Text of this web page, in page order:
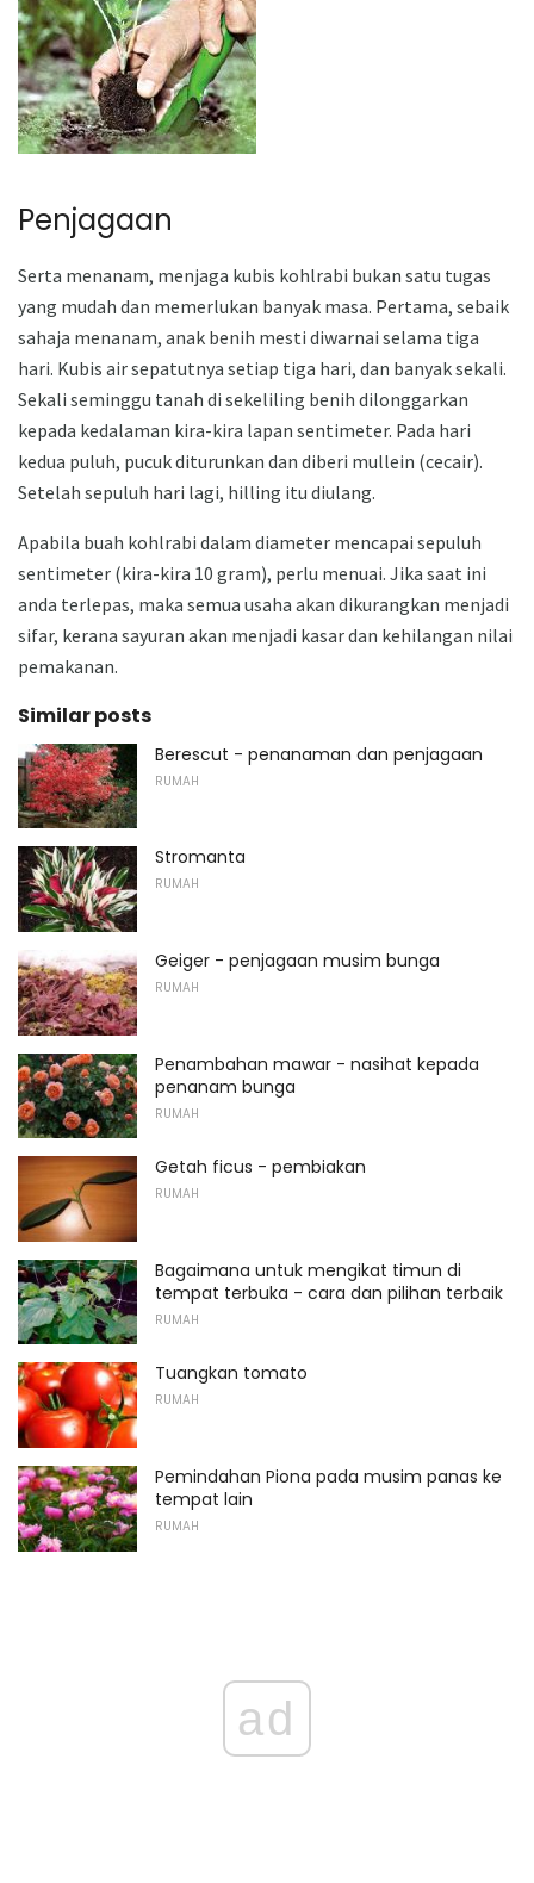
Penjagaan
Serta menanam, menjaga kubis kohlrabi bukan satu tugas
yang mudah dan memerlukan banyak masa. Pertama, sebaik
sahaja menanam, anak benih mesti diwarnai selama tiga
hari. Kubis air sepatutnya setiap tiga hari, dan banyak sekali.
Sekali seminggu tanah di sekeliling benih dilonggarkan
kepada kedalaman kira-kira lapan sentimeter. Pada hari
kedua puluh, pucuk diturunkan dan diberi mullein (cecair).
Setelah sepuluh hari lagi, hilling itu diulang.
Apabila buah kohlrabi dalam diameter mencapai sepuluh
sentimeter (kira-kira 10 gram), perlu menuai. Jika saat ini
anda terlepas, maka semua usaha akan dikurangkan menjadi
sifar, kerana sayuran akan menjadi kasar dan kehilangan nilai
pemakanan.
Similar posts
Berescut - penanaman dan penjagaan
RUMAH
Stromanta
RUMAH
Geiger - penjagaan musim bunga
RUMAH
Penambahan mawar - nasihat kepada
penanam bunga
RUMAH
Getah ficus - pembiakan
RUMAH
Bagaimana untuk mengikat timun di
tempat terbuka - cara dan pilihan terbaik
RUMAH
Tuangkan tomato
RUMAH
Pemindahan Piona pada musim panas ke
tempat lain
RUMAH
ad